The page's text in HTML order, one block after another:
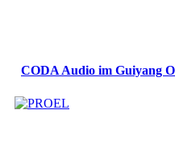
CODA Audio im Guiyang